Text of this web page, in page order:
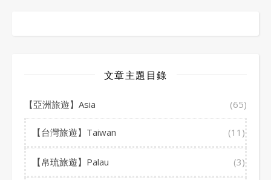
文章主題目錄
【亞洲旅遊】Asia (65)
【台灣旅遊】Taiwan (11)
【帛琉旅遊】Palau (3)